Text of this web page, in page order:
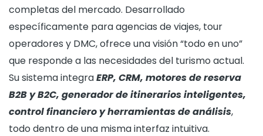
completas del mercado. Desarrollado
específicamente para agencias de viajes, tour
operadores y DMC, ofrece una visión “todo en uno”
que responde a las necesidades del turismo actual.
Su sistema integraERP, CRM, motores de reserva
B2B y B2C, generador de itinerarios inteligentes,
control financiero y herramientas de análisis,
todo dentro de una misma interfaz intuitiva.